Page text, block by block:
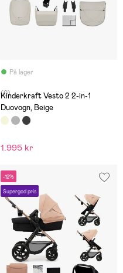
På lager
(0)
Kinderkraft Vesto 2 2-in-1
Duovogn, Beige
1.995 kr
-12%
Supergod pris